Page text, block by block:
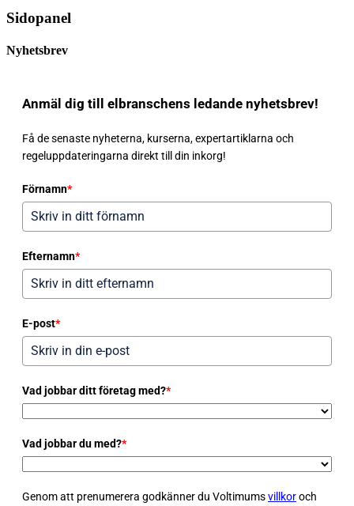
Sidopanel
Nyhetsbrev
Anmäl dig till elbranschens ledande nyhetsbrev!
Få de senaste nyheterna, kurserna, expertartiklarna och
regeluppdateringarna direkt till din inkorg!
Förnamn*
Efternamn*
E-post*
Vad jobbar ditt företag med?*
Vad jobbar du med?*
Genom att prenumerera godkänner du Voltimumsvillkoroch